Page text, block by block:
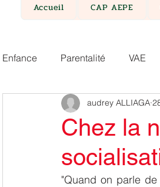
Accueil CAP AEPE
Enfance Parentalité VAE
Chez la
audrey ALLIAGA
"Quand on parle